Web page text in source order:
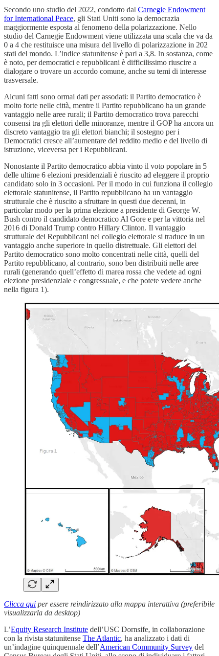
Secondo uno studio del 2022, condotto dal Carnegie Endowment
for International Peace, gli Stati Uniti sono la democrazia
maggiormente esposta al fenomeno della polarizzazione. Nello
studio del Carnegie Endowment viene utilizzata una scala che va da
0 a 4 che restituisce una misura del livello di polarizzazione in 202
stati del mondo. L’indice statunitense è pari a 3,8. In sostanza, come
è noto, per democratici e repubblicani è difficilissimo riuscire a
dialogare o trovare un accordo comune, anche su temi di interesse
trasversale.
Alcuni fatti sono ormai dati per assodati: il Partito democratico è
molto forte nelle città, mentre il Partito repubblicano ha un grande
vantaggio nelle aree rurali; il Partito democratico trova parecchi
consensi tra gli elettori delle minoranze, mentre il GOP ha ancora un
discreto vantaggio tra gli elettori bianchi; il sostegno per i
Democratici cresce all’aumentare del reddito medio e del livello di
istruzione, viceversa per i Repubblicani.
Nonostante il Partito democratico abbia vinto il voto popolare in 5
delle ultime 6 elezioni presidenziali è riuscito ad eleggere il proprio
candidato solo in 3 occasioni. Per il modo in cui funziona il collegio
elettorale statunitense, il Partito repubblicano ha un vantaggio
strutturale che è riuscito a sfruttare in questi due decenni, in
particolar modo per la prima elezione a presidente di George W.
Bush contro il candidato democratico Al Gore e per la vittoria nel
2016 di Donald Trump contro Hillary Clinton. Il vantaggio
strutturale dei Repubblicani nel collegio elettorale si traduce in un
vantaggio anche superiore in quello distrettuale. Gli elettori del
Partito democratico sono molto concentrati nelle città, quelli del
Partito repubblicano, al contrario, sono ben distribuiti nelle aree
rurali (generando quell’effetto di marea rossa che vedete ad ogni
elezione presidenziale e congressuale, e che potete vedere anche
nella figura 1).
Clicca qui per essere reindirizzato alla mappa interattiva (preferibile
visualizzarla da desktop)
L’Equity Research Institute dell’USC Dornsife, in collaborazione
con la rivista statunitense The Atlantic, ha analizzato i dati di
un’indagine quinquennale dell’American Community Survey del